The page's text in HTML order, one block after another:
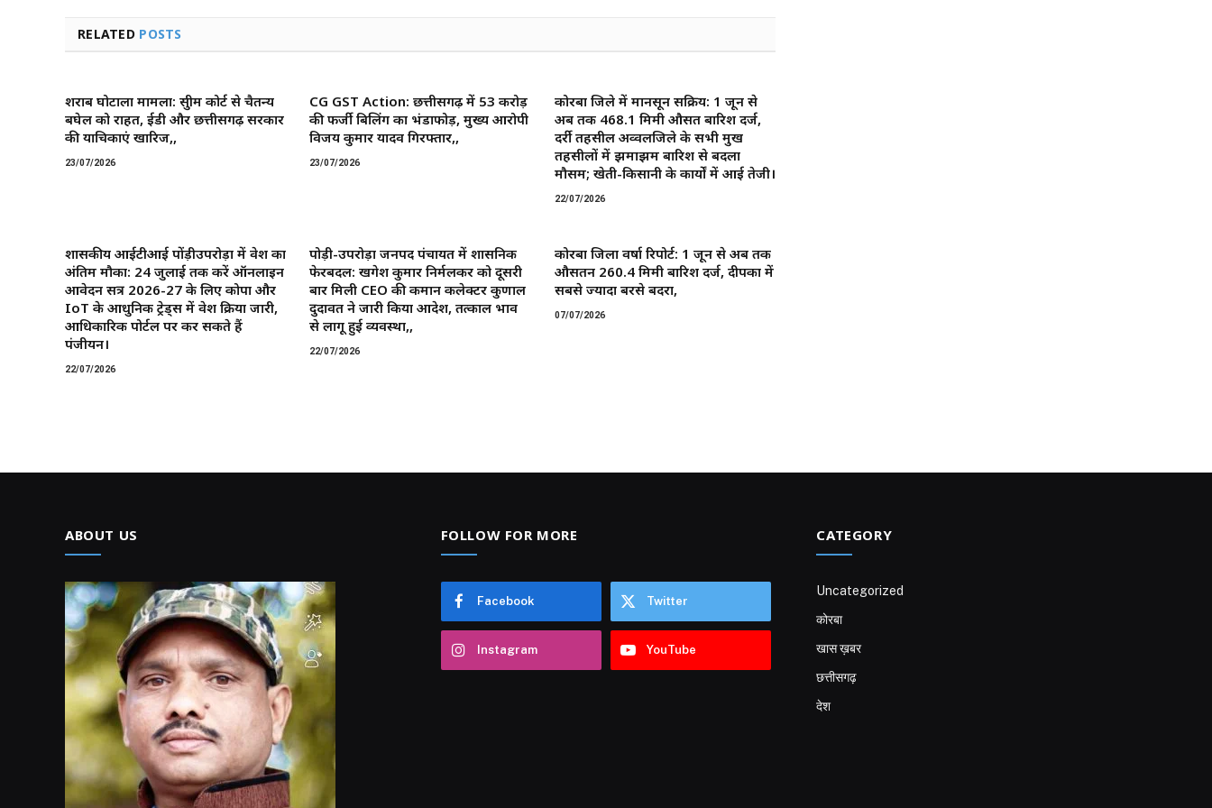
RELATED POSTS
शराब घोटाला मामला: सुप्रीम कोर्ट से चैतन्य
बघेल को राहत, ईडी और छत्तीसगढ़ सरकार
की याचिकाएं खारिज,,
23/07/2026
CG GST Action: छत्तीसगढ़ में 53 करोड़
की फर्जी बिलिंग का भंडाफोड़, मुख्य आरोपी
विजय कुमार यादव गिरफ्तार,,
23/07/2026
कोरबा जिले में मानसून सक्रिय: 1 जून से
अब तक 468.1 मिमी औसत बारिश दर्ज,
दर्री तहसील अव्वलजिले के सभी प्रमुख
तहसीलों में झमाझम बारिश से बदला
मौसम; खेती-किसानी के कार्यों में आई तेजी।
22/07/2026
शासकीय आईटीआई पोंड़ीउपरोड़ा में प्रवेश का
अंतिम मौका: 24 जुलाई तक करें ऑनलाइन
आवेदन सत्र 2026-27 के लिए कोपा और
IoT के आधुनिक ट्रेड्स में प्रवेश प्रक्रिया जारी,
आधिकारिक पोर्टल पर कर सकते हैं
पंजीयन।
22/07/2026
पोड़ी-उपरोड़ा जनपद पंचायत में प्रशासनिक
फेरबदल: खगेश कुमार निर्मलकर को दूसरी
बार मिली CEO की कमान ​कलेक्टर कुणाल
दुदावत ने जारी किया आदेश, तत्काल प्रभाव
से लागू हुई व्यवस्था,,
22/07/2026
कोरबा जिला वर्षा रिपोर्ट: 1 जून से अब तक
औसतन 260.4 मिमी बारिश दर्ज, दीपका में
सबसे ज्यादा बरसे बदरा,
07/07/2026
ABOUT US FOLLOW FOR MORE
Facebook Twitter
Instagram YouTube
CATEGORY
Uncategorized
कोरबा
खास ख़बर
छत्तीसगढ़
देश